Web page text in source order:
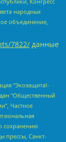
народных
объединение,
7822/ данные
Мурадов Мурад Абдулгалимович, Осетинская Елизавета Николаевна, Понасенков Евгений Николаевич, Ганапольский Матвей Юрьевич, Киселев Евгений Алексеевич, Борухович Ирина Григорьевна, Дремин Иван Тимофеевич, Дубровский Дмитрий Викторович, Красноярская региональная общественная организация поддержки и развития альтернативных образовательных технологий и межкультурных коммуникаций "ИНТЕРРА", Маяковская Екатерина Алексеевна, Фейгин Марк Захарович, Филимонов Андрей Викторович, Дзугкоева Регина Николаевна, Доброхотов Роман Александрович, Дудь Юрий Александрович, Елкин Сергей Владимирович, Кругликов Кирилл Игоревич, Сабунаева Мария Леонидовна, Семенов Алексей Владимирович, Шаинян Карен Багратович, Шульман Екатерина Михайловна, Асафьев Артур Валерьевич, Вахштайн Виктор Семенович, Венедиктов Алексей Алексеевич, Лушникова Екатерина Евгеньевна, Волков Леонид Михайлович, Невзоров Александр Глебович, Пархоменко Сергей Борисович, Сироткин Ярослав Николаевич, Кара-Мурза Владимир Владимирович, Баранова Наталья Владимировна, Гозман Леонид Яковлевич, Кагарлицкий Борис Юльевич, Климарев Михаил Валерьевич, Милов Владимир Станиславович, Автономная некоммерческая организация Краснодарский центр современного искусства "Типография", Моргенштерн Алишер Тагирович, Соболь Любовь Эдуардовна, Общество с ограниченной ответственностью "ЛИЗА НОРМ", Каспаров Гарри Кимович, Ходорковский Михаил Борисович, Общество с ограниченной ответственностью "Апрельские тезисы", Данилович Ирина Брониславовна, Кашин Олег Владимирович, Петров Николай Владимирович, Пивоваров Алексей Владимирович, Соколов Михаил Владимирович, Цветкова Юлия Владимировна, Чичваркин Евгений Александрович, Комитет против пыток/Команда против пыток, Общество с ограниченной ответственностью "Первый научный", Общество с ограниченной ответственностью "Вертолет и ко", Белоцерковская Вероника Борисовна, Кац Максим Евгеньевич, Лазарева Татьяна Юрьевна, Шаведдинов Руслан Табризович, Яшин Илья Валерьевич, Общество с ограниченной ответственностью "Иноагент ААВ", Алешковский Дмитрий Петрович, Альбац Евгения Марковна, Быков Дмитрий Львович, Галямина Юлия Евгеньевна, Лойко Сергей Леонидович, Мартынов Кирилл Константинович, Медведев Сергей Александрович, Крашенинников Федор Геннадиевич, Гордеева Катерина Вл